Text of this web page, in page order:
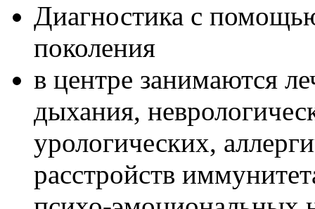
Диагностика с
поколения
в центре занимаются
дыхания,
урологических,
расстройств